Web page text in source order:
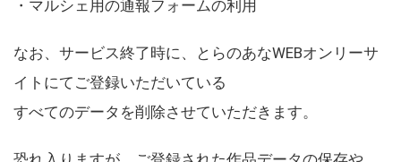
・マルシェ用の通報フォームの利用
なお、サービス終了時に、とらのあなWEBオンリーサ
イトにてご登録いただいている
すべてのデータを削除させていただきます。